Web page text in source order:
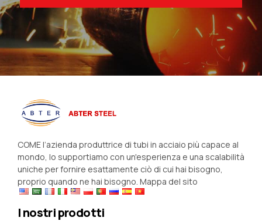
COME l’azienda produttrice di tubi in acciaio più capace al
mondo, lo supportiamo con un'esperienza e una scalabilità
uniche per fornire esattamente ciò di cui hai bisogno,
proprio quando ne hai bisogno. Mappa del sito
I nostri prodotti